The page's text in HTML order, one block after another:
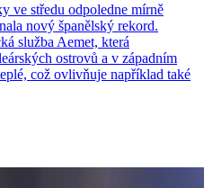
ve středu odpoledne mírně
nový španělský rekord.
služba Aemet, která
ostrovů a v západním
což ovlivňuje například také